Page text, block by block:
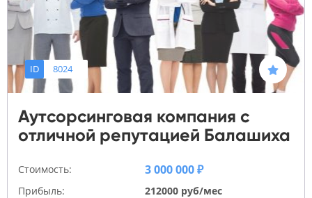
ID 8024
Аутсорсинговая компания с
отличной репутацией Балашиха
Стоимость: 3 000 000 ₽
Прибыль:
212000 руб/мес